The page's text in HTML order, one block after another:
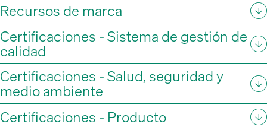
Recursos de marca
Certificaciones - Sistema de gestión de
calidad
Certificaciones - Salud, seguridad y
medio ambiente
Certificaciones - Producto